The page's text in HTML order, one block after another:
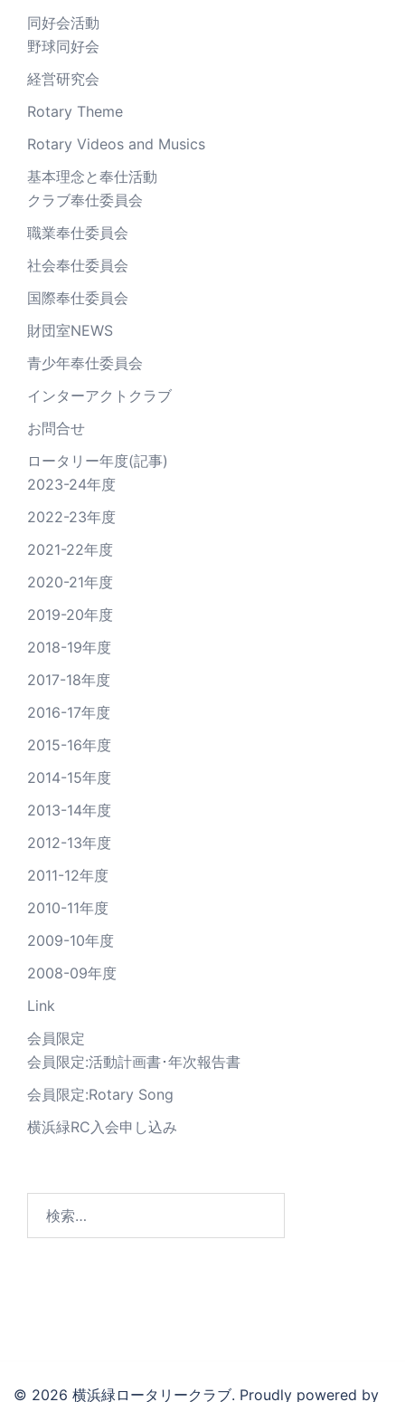
同好会活動
野球同好会
経営研究会
Rotary Theme
Rotary Videos and Musics
基本理念と奉仕活動
クラブ奉仕委員会
職業奉仕委員会
社会奉仕委員会
国際奉仕委員会
財団室NEWS
青少年奉仕委員会
インターアクトクラブ
お問合せ
ロータリー年度(記事)
2023-24年度
2022-23年度
2021-22年度
2020-21年度
2019-20年度
2018-19年度
2017-18年度
2016-17年度
2015-16年度
2014-15年度
2013-14年度
2012-13年度
2011-12年度
2010-11年度
2009-10年度
2008-09年度
Link
会員限定
会員限定:活動計画書･年次報告書
会員限定:Rotary Song
横浜緑RC入会申し込み
© 2026 横浜緑ロータリークラブ. Proudly powered by